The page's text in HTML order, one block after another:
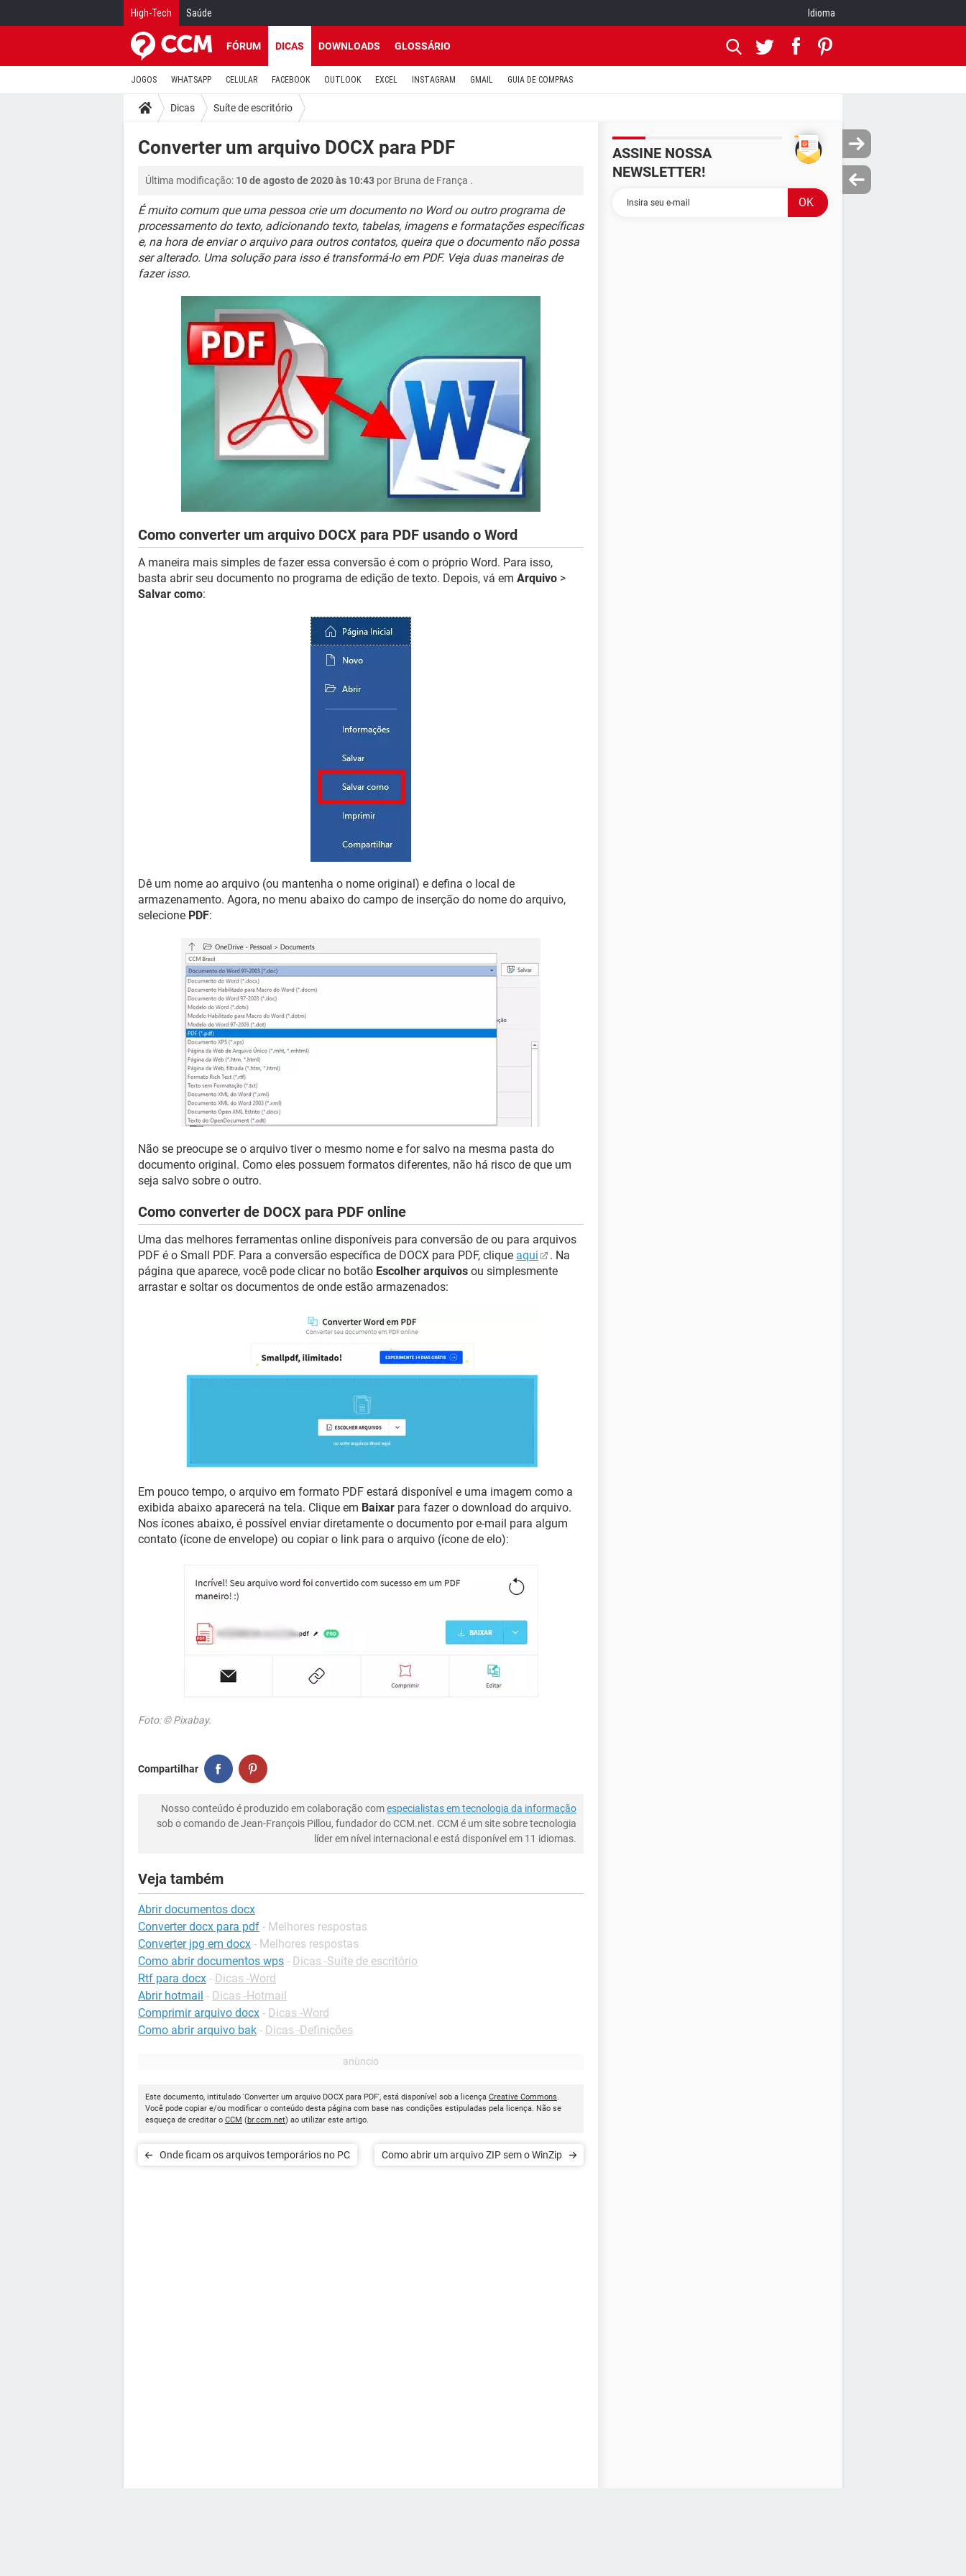
High-Tech Saúde Idioma
FÓRUM DICAS DOWNLOADS GLOSSÁRIO
JOGOS WHATSAPP CELULAR FACEBOOK OUTLOOK EXCEL INSTAGRAM GMAIL GUIA DE COMPRAS
Dicas Suíte de escritório
Converter um arquivo DOCX para PDF
Última modificação: 10 de agosto de 2020 às 10:43 por Bruna de França .
É muito comum que uma pessoa crie um documento no Word ou outro programa de
processamento do texto, adicionando texto, tabelas, imagens e formatações específicas
e, na hora de enviar o arquivo para outros contatos, queira que o documento não possa
ser alterado. Uma solução para isso é transformá-lo em PDF. Veja duas maneiras de
fazer isso.
Como converter um arquivo DOCX para PDF usando o Word
A maneira mais simples de fazer essa conversão é com o próprio Word. Para isso,
basta abrir seu documento no programa de edição de texto. Depois, vá em Arquivo >
Salvar como:
Dê um nome ao arquivo (ou mantenha o nome original) e defina o local de
armazenamento. Agora, no menu abaixo do campo de inserção do nome do arquivo,
selecione PDF:
Não se preocupe se o arquivo tiver o mesmo nome e for salvo na mesma pasta do
documento original. Como eles possuem formatos diferentes, não há risco de que um
seja salvo sobre o outro.
Como converter de DOCX para PDF online
Uma das melhores ferramentas online disponíveis para conversão de ou para arquivos
PDF é o Small PDF. Para a conversão específica de DOCX para PDF, clique aqui
. Na
página que aparece, você pode clicar no botão Escolher arquivos ou simplesmente
arrastar e soltar os documentos de onde estão armazenados:
Em pouco tempo, o arquivo em formato PDF estará disponível e uma imagem como a
exibida abaixo aparecerá na tela. Clique em Baixar para fazer o download do arquivo.
Nos ícones abaixo, é possível enviar diretamente o documento por e-mail para algum
contato (ícone de envelope) ou copiar o link para o arquivo (ícone de elo):
Foto: © Pixabay.
Compartilhar
Nosso conteúdo é produzido em colaboração comespecialistas em tecnologia da informação
sob o comando de Jean-François Pillou, fundador do CCM.net. CCM é um site sobre tecnologia
líder em nível internacional e está disponível em 11 idiomas.
Veja também
Abrir documentos docx
Converter docx para pdf - Melhores respostas
Converter jpg em docx - Melhores respostas
Como abrir documentos wps - Dicas -Suíte de escritório
Rtf para docx - Dicas -Word
Abrir hotmail - Dicas -Hotmail
Comprimir arquivo docx - Dicas -Word
Como abrir arquivo bak - Dicas -Definições
Este documento, intitulado 'Converter um arquivo DOCX para PDF', está disponível sob a licença Creative Commons.
Você pode copiar e/ou modificar o conteúdo desta página com base nas condições estipuladas pela licença. Não se
esqueça de creditar o CCM (br.ccm.net) ao utilizar este artigo.
Onde ficam os arquivos temporários no PC Como abrir um arquivo ZIP sem o WinZip
ASSINE NOSSA
NEWSLETTER!